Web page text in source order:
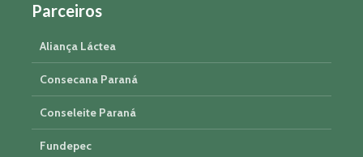
Parceiros
Aliança Láctea
Consecana Paraná
Conseleite Paraná
Fundepec